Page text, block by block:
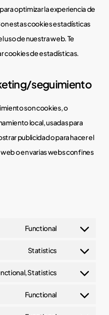
optimizar la experiencia de
estas cookies estadísticas
de nuestra web. Te
cookies de estadísticas.
seguimiento
son cookies, o
local, usadas para
publicidad o para hacer el
o en varias webs con fines
Functional
Consent
wordpress
Statistics
Consent
google-
Statistics
Consent
Functional
Consent